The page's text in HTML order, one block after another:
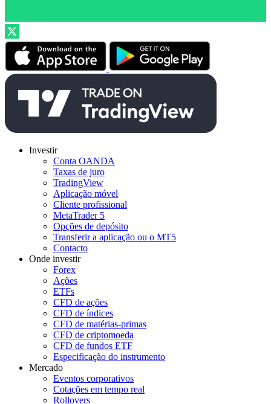
Investir
Conta OANDA
Taxas de juro
TradingView
Aplicação móvel
Cliente profissional
MetaTrader 5
Opções de depósito
Transferir a aplicação ou o MT5
Contacto
Onde investir
Forex
Ações
ETFs
CFD de ações
CFD de índices
CFD de matérias-primas
CFD de criptomoeda
CFD de fundos ETF
Especificação do instrumento
Mercado
Eventos corporativos
Cotações em tempo real
Rollovers